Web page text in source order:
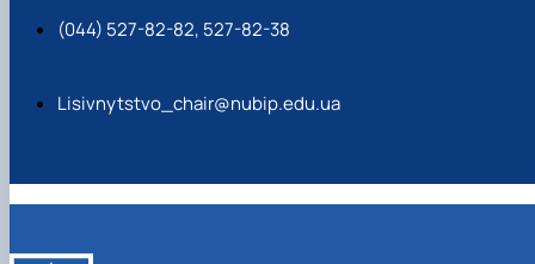
(044) 527-82-82, 527-82-38
Lisivnytstvo_chair@nubip.edu.ua